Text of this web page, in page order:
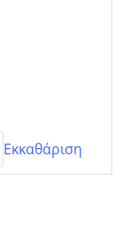
Εκκαθάριση